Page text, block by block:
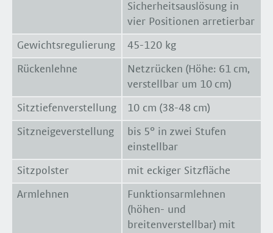
Sicherheitsauslösung in
vier Positionen arretierbar
Gewichtsregulierung 45-120 kg
Rückenlehne
Netzrücken (Höhe: 61 cm,
verstellbar um 10 cm)
Sitztiefenverstellung 10 cm (38-48 cm)
Sitzneigeverstellung
bis 5° in zwei Stufen
einstellbar
Sitzpolster mit eckiger Sitzfläche
Armlehnen
Funktionsarmlehnen
(höhen- und
breitenverstellbar) mit